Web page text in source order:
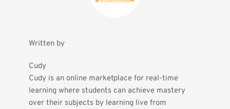
Written by
Cudy
Cudy is an online marketplace for real-time
learning where students can achieve mastery
over their subjects by learning live from